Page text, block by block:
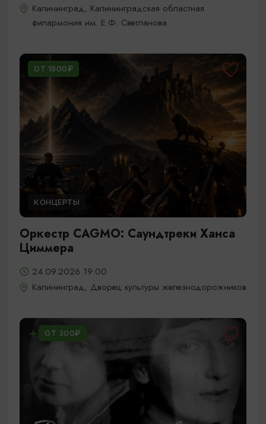
Калининград, Калининградская областная
филармония им. Е.Ф. Светланова
ОТ 1900₽
КОНЦЕРТЫ
Оркестр CAGMO: Саундтреки Ханса
Циммера
24.09.2026 19:00
Калининград, Дворец культуры железнодорожников
ОТ 300₽